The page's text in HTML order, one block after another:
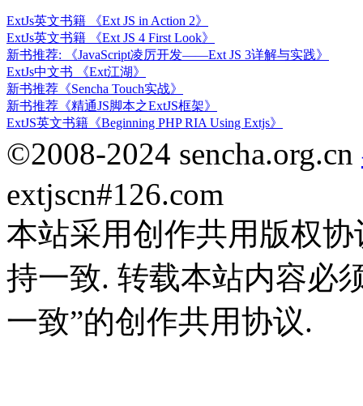
ExtJs英文书籍 《Ext JS in Action 2》
ExtJs英文书籍 《Ext JS 4 First Look》
新书推荐: 《JavaScript凌厉开发——Ext JS 3详解与实践》
ExtJs中文书 《Ext江湖》
新书推荐《Sencha Touch实战》
新书推荐《精通JS脚本之ExtJS框架》
ExtJS英文书籍《Beginning PHP RIA Using Extjs》
©2008-2024 sencha.org.cn
extjscn#126.com
本站采用创作共用版权
持一致. 转载本站内容必
一致”的创作共用协议.